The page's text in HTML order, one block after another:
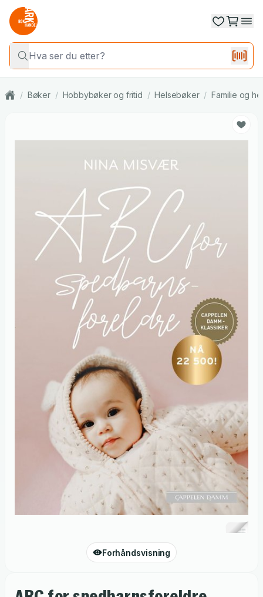
/ Bøker / Hobbybøker og fritid / Helsebøker / Familie og
Forhåndsvisning